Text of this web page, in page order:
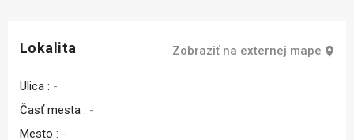
Lokalita Zobraziť na externej mape
Ulica : -
Časť mesta : -
Mesto : -